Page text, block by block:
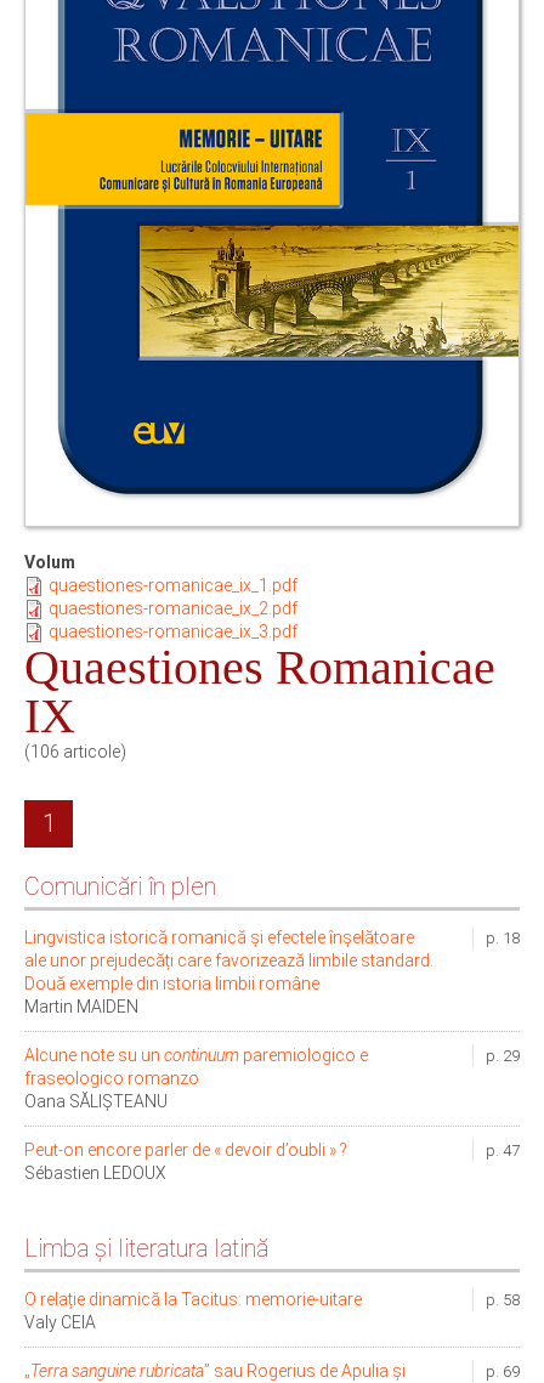
Volum
quaestiones-romanicae_ix_1.pdf
quaestiones-romanicae_ix_2.pdf
quaestiones-romanicae_ix_3.pdf
Quaestiones Romanicae
IX
(106 articole)
1
Comunicări în plen
p. 18
Lingvistica istorică romanică și efectele înșelătoare
ale unor prejudecăți care favorizează limbile standard.
Două exemple din istoria limbii române
Martin MAIDEN
p. 29
Alcune note su un continuum paremiologico e
fraseologico romanzo
Oana SĂLIȘTEANU
p. 47
Peut-on encore parler de « devoir d’oubli » ?
Sébastien LEDOUX
Limba şi literatura latină
p. 58
O relație dinamică la Tacitus: memorie-uitare
Valy CEIA
p. 69
„Terra sanguine rubricata” sau Rogerius de Apulia și